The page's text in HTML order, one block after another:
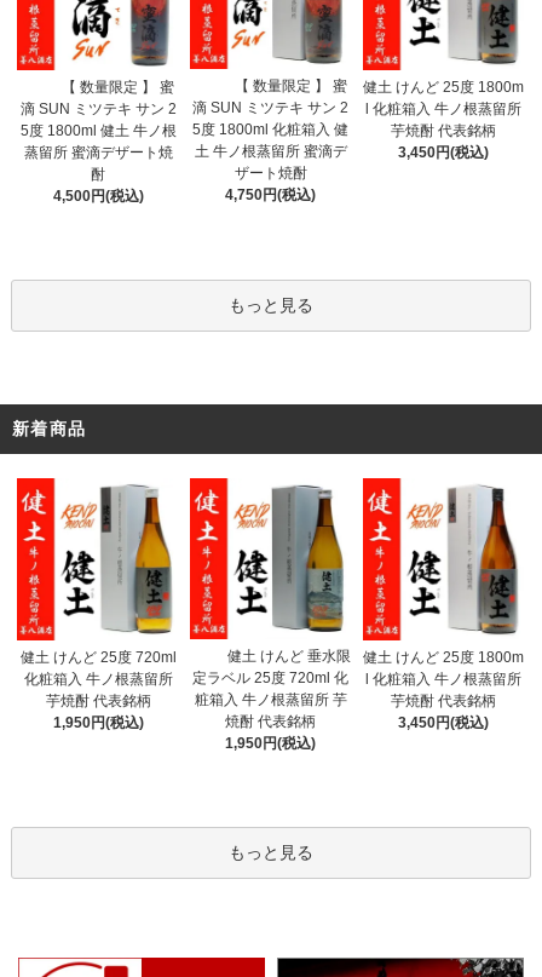
【 数量限定 】 蜜
滴 SUN ミツテキ サン 2
5度 1800ml 健土 牛ノ根
蒸留所 蜜滴デザート焼
酎
4,500円(税込)
【 数量限定 】 蜜
滴 SUN ミツテキ サン 2
5度 1800ml 化粧箱入 健
土 牛ノ根蒸留所 蜜滴デ
ザート焼酎
4,750円(税込)
健土 けんど 25度 1800m
l 化粧箱入 牛ノ根蒸留所
芋焼酎 代表銘柄
3,450円(税込)
もっと見る
新着商品
健土 けんど 25度 720ml
化粧箱入 牛ノ根蒸留所
芋焼酎 代表銘柄
1,950円(税込)
健土 けんど 垂水限
定ラベル 25度 720ml 化
粧箱入 牛ノ根蒸留所 芋
焼酎 代表銘柄
1,950円(税込)
健土 けんど 25度 1800m
l 化粧箱入 牛ノ根蒸留所
芋焼酎 代表銘柄
3,450円(税込)
もっと見る